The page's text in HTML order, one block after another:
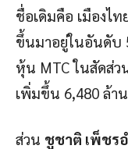
ชื่อเดิมคือ เมืองไท
ขึ้นมาอยู่ในอันดับ
หุ้น MTC ในสัดส่ว
เพิ่มขึ้น 6,480 ล้า
ส่วน ชูชาติ เพ็ชร